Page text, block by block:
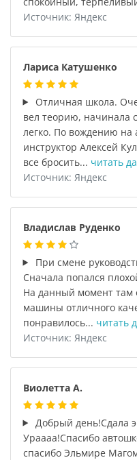
Источник: Яндекс
Лариса Катушенко
Отличная школа.
вел теорию, начинала
легко. По вождению на
инструктор Алексей
все бросить... читать
Источник: Яндекс
Владислав Руденко
При смене
Сначала попался
На данный момент там
машины отличного
понравилось... читать
Источник: Яндекс
Виолетта А.
Добрый день!Сдала
Ураааа!Спасибо
спасибо Эльмире